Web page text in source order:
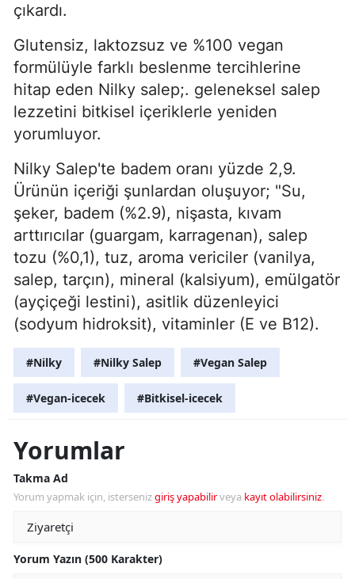
çıkardı.
Glutensiz, laktozsuz ve %100 vegan
formülüyle farklı beslenme tercihlerine
hitap eden Nilky salep;. geleneksel salep
lezzetini bitkisel içeriklerle yeniden
yorumluyor.
Nilky Salep'te badem oranı yüzde 2,9.
Ürünün içeriği şunlardan oluşuyor; "Su,
şeker, badem (%2.9), nişasta, kıvam
arttırıcılar (guargam, karragenan), salep
tozu (%0,1), tuz, aroma vericiler (vanilya,
salep, tarçın), mineral (kalsiyum), emülgatör
(ayçiçeği lestini), asitlik düzenleyici
(sodyum hidroksit), vitaminler (E ve B12).
#Nilky #Nilky Salep #Vegan Salep
#Vegan-icecek #Bitkisel-icecek
Yorumlar
Takma Ad
Yorum yapmak için, istersenizgiriş yapabilirveya kayıt olabilirsiniz.
Yorum Yazın (500 Karakter)